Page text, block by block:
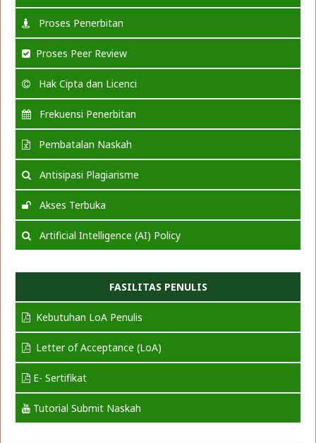
Proses Penerbitan
Proses Peer Review
Hak Cipta dan Licenci
Frekuensi Penerbitan
Pembatalan Naskah
Antisipasi Plagiarisme
Akses Terbuka
Artificial Intelligence (AI) Policy
FASILITAS PENULIS
Kebutuhan LoA Penulis
Letter of Acceptance (LoA)
E- Sertifikat
Tutorial Submit Naskah